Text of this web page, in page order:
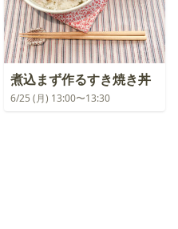
煮込まず作るすき焼き丼
6/25 (月) 13:00〜13:30